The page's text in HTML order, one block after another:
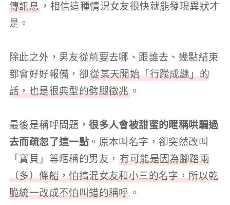
傳訊息 ，相信這種情況女友很快就能發現異狀才
是。
除此之外，男友從前要去哪、跟誰去、幾點結束
都會好好報備，卻從某天開始「行蹤成謎」的
話，也是很典型的劈腿徵兆。
最後是稱呼問題，很多人會被甜蜜的暱稱哄騙過
去而疏忽了這一點 。原本叫名字，卻突然改叫
「寶貝」等暱稱的男友，有可能是因為腳踏兩
（多）條船，怕搞混女友和小三的名字，所以乾
脆統一改成不怕叫錯的稱呼。